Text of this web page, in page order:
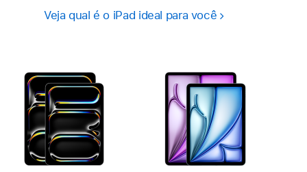
Veja qual é o iPad ideal para você